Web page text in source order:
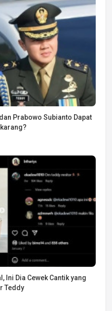
Prabowo Subianto Dapat
Ini Dia Cewek Cantik yang
Teddy